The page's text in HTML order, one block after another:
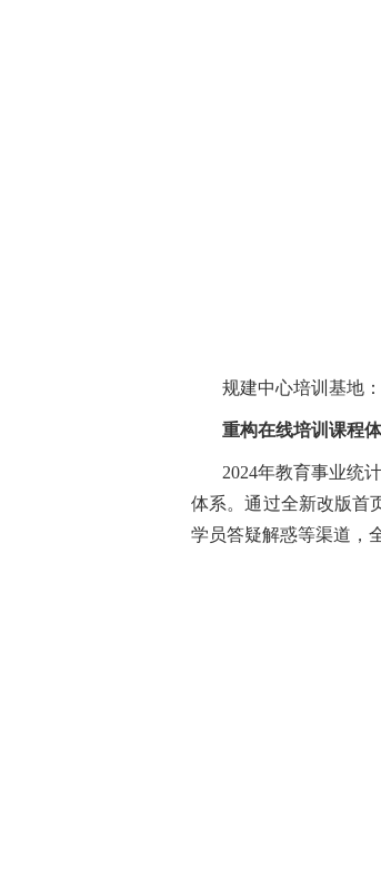
规建中心培训基地
重构在线培训课程
2024年教育事业统
体系。通过全新改版首
学员答疑解惑等渠道，